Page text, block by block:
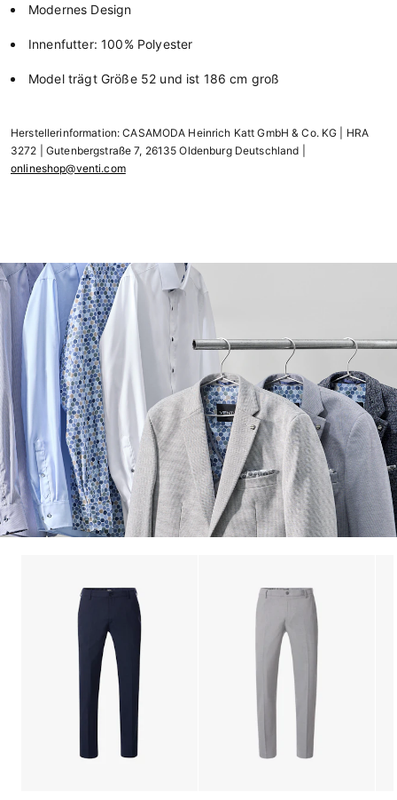
Modernes Design
Innenfutter: 100% Polyester
Model trägt Größe 52 und ist 186 cm groß
Herstellerinformation: CASAMODA Heinrich Katt GmbH & Co. KG | HRA
3272 | Gutenbergstraße 7, 26135 Oldenburg Deutschland |
onlineshop@venti.com